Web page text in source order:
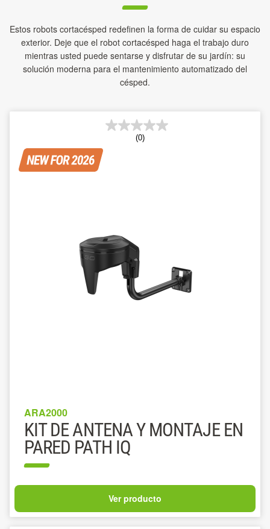
Estos robots cortacésped redefinen la forma de cuidar su espacio
exterior. Deje que el robot cortacésped haga el trabajo duro
mientras usted puede sentarse y disfrutar de su jardín: su
solución moderna para el mantenimiento automatizado del
césped.
(0)
ARA2000
KIT DE ANTENA Y MONTAJE EN
PARED PATH IQ
Ver producto